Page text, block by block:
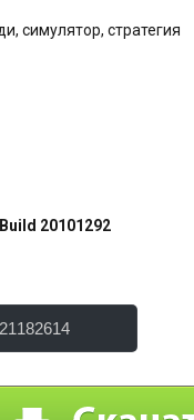
симулятор, стратегия
20101292